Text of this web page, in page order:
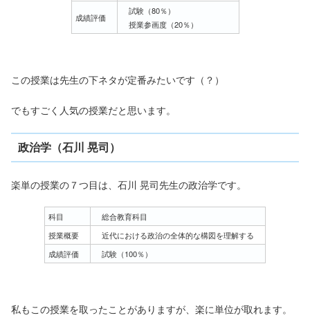
成績評価
試験（80％）
授業参画度（20％）
この授業は先生の下ネタが定番みたいです（？）
でもすごく人気の授業だと思います。
政治学（石川 晃司）
楽単の授業の７つ目は、石川 晃司先生の政治学です。
科目
総合教育科目
授業概要
近代における政治の全体的な構図を理解する
成績評価
試験（100％）
私もこの授業を取ったことがありますが、楽に単位が取れます。